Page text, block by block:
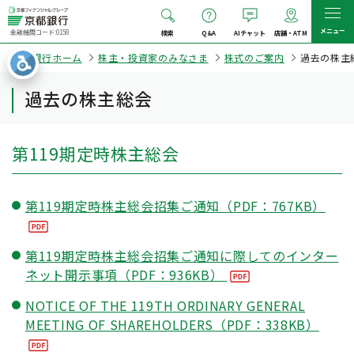
金融機関コード:0158 検索 Q&A AIチャット 店舗・ATM メニュー
京都銀行ホーム 株主・投資家のみなさま 株式のご案内 過去の株主
過去の株主総会
第119期定時株主総会
第119期定時株主総会招集ご通知（PDF：767KB）
第119期定時株主総会招集ご通知に際してのインター
ネット開示事項（PDF：936KB）
NOTICE OF THE 119TH ORDINARY GENERAL
MEETING OF SHAREHOLDERS（PDF：338KB）